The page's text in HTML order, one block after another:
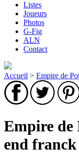
Listes
Joueurs
Photos
G-Fig
ALN
Contact
Accueil > Empire de
Empire de
end